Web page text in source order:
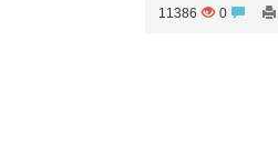
11386